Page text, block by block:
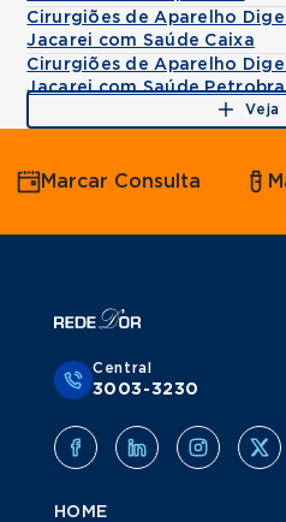
Cirurgiões de Aparelho
Jacarei com Saúde Caixa
Cirurgiões de Aparelho
Jacarei com Saúde
Veja
Marcar Consulta
Central
3003-3230
HOME